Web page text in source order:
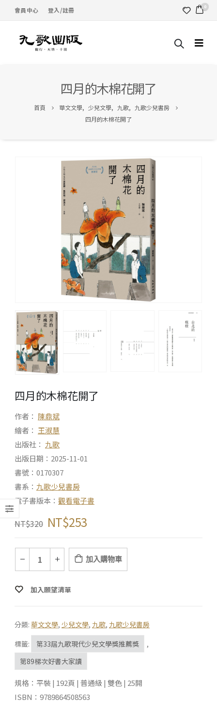
會員中心 登入/註冊 0
四月的木棉花開了
首頁 華文文學, 少兒文學, 九歌, 九歌少兒書房
四月的木棉花開了
四月的木棉花開了
作者： 陳鼎斌
繪者： 王淑慧
出版社： 九歌
出版日期：2025-11-01
書號：0170307
書系： 九歌少兒書房
電子書版本： 觀看電子書
NT$320 NT$253
加入購物車
加入願望清單
分類: 華文文學, 少兒文學, 九歌, 九歌少兒書房
標籤:
第33屆九歌現代少兒文學獎推薦獎
,
第89梯次好書大家讀
規格：平裝 | 192頁 | 普通級 | 雙色 | 25開
ISBN：9789864508563